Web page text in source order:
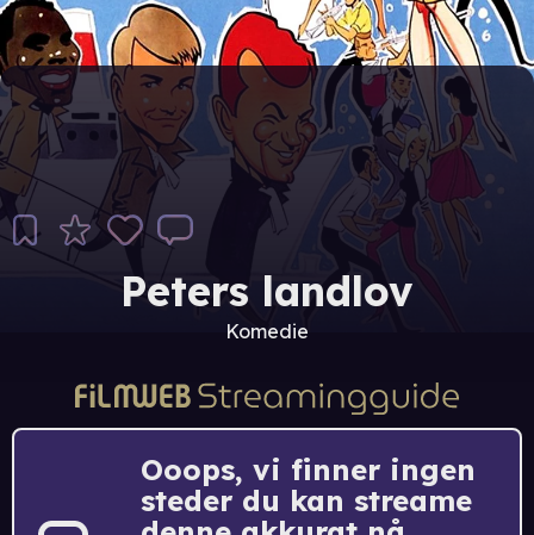
Peters landlov
Komedie
Ooops, vi finner ingen
steder du kan streame